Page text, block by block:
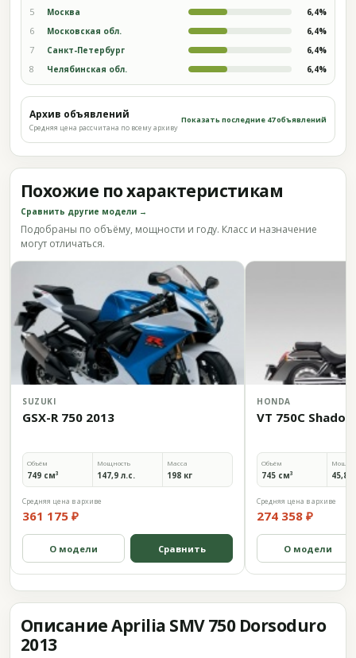
5 Москва 6,4%
6 Московская обл. 6,4%
7 Санкт-Петербург 6,4%
8 Челябинская обл. 6,4%
Архив объявлений
Средняя цена рассчитана по всему архиву
Показать последние 47 объявлений
Похожие по характеристикам
Сравнить другие модели →
Подобраны по объёму, мощности и году. Класс и назначение
могут отличаться.
SUZUKI
GSX-R 750 2013
Объём
749 см³
Мощность
147,9 л.с.
Масса
198 кг
Средняя цена в архиве
361 175 ₽
О модели Сравнить
HONDA
VT 750C
Объём
745 см³ 45,8
Средняя цена в архиве
274 358 ₽
О модели
Описание Aprilia SMV 750 Dorsoduro
2013